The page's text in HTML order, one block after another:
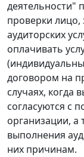
деятельности"
проверки
аудиторских
оплачивать
договором на
случаях, когда
согласуются с
организации, а
выполнения
них причинам.